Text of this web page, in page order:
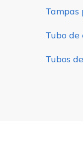
Tampas
Tubo de
Tubos